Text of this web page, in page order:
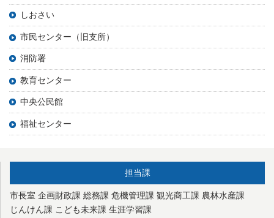
しおさい
市民センター（旧支所）
消防署
教育センター
中央公民館
福祉センター
担当課
市長室 企画財政課 総務課 危機管理課 観光商工課 農林水産課
じんけん課 こども未来課 生涯学習課